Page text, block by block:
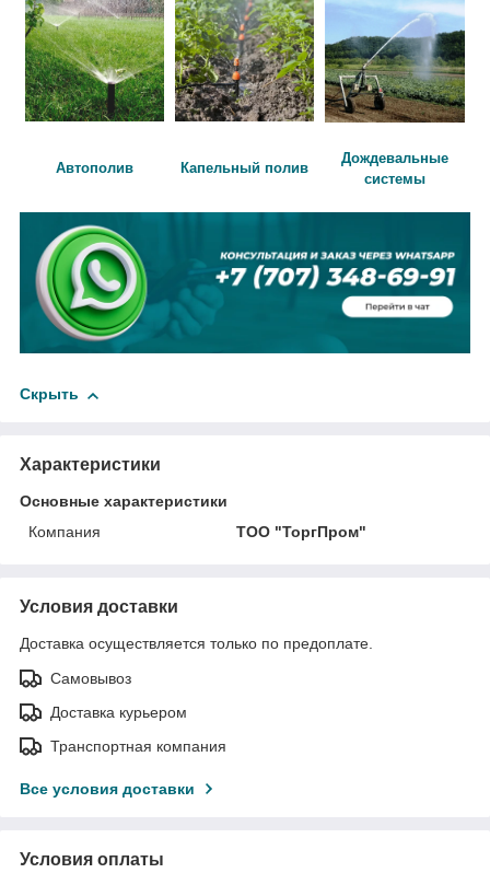
Автополив Капельный полив
Дождевальные
системы
Скрыть
Характеристики
Основные характеристики
Компания
ТОО "ТоргПром"
Условия доставки
Доставка осуществляется только по предоплате.
Самовывоз
Доставка курьером
Транспортная компания
Все условия доставки
Условия оплаты